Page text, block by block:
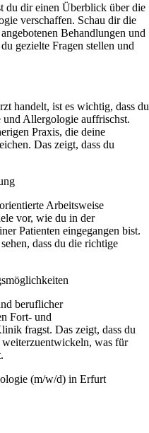
du dir einen Überblick über die
verschaffen. Schau dir die
Behandlungen und
gezielte Fragen stellen und
handelt, ist es wichtig, dass du
Allergologie auffrischst.
Praxis, die deine
Das zeigt, dass du
Arbeitsweise
vor, wie du in der
Patienten eingegangen bist.
dass du die richtige
beruflicher
Fort- und
fragst. Das zeigt, dass du
was für
(m/w/d) in Erfurt